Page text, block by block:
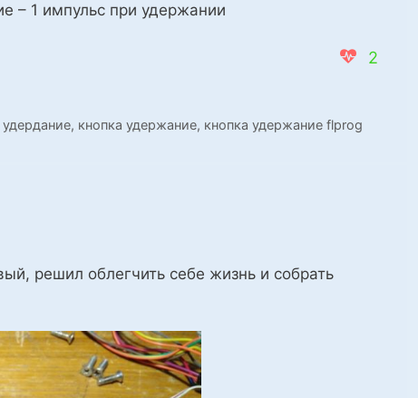
– 1 импульс при удержании
2
, кнопка удержание, кнопка удержание flprog
решил облегчить себе жизнь и собрать